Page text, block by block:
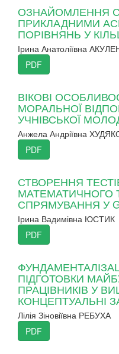
ОЗНАЙОМЛЕННЯ
ПРИКЛАДНИМИ
ПОРІВНЯНЬ У
Ірина Анатоліївна
PDF
ВІКОВІ
МОРАЛЬНОЇ
УЧНІВСЬКОЇ
Анжела Андріївна
PDF
СТВОРЕННЯ
МАТЕМАТИЧНОГО
СПРЯМУВАННЯ У
Ірина Вадимівна ЮСТИК
PDF
ПІДГОТОВКИ
ПРАЦІВНИКІВ У
КОНЦЕПТУАЛЬНІ
Лілія Зіновіївна РЕБУХА
PDF